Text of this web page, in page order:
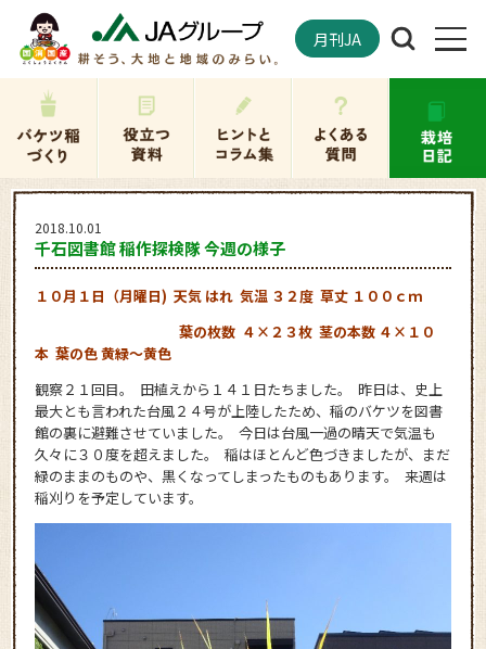
月刊JA
2018.10.01
千石図書館 稲作探検隊 今週の様子
１０月１日（月曜日) 天気 はれ 気温 ３２度 草丈 １００ｃｍ
葉の枚数 ４×２３枚 茎の本数 ４×１０
本 葉の色 黄緑～黄色
観察２１回目。 田植えから１４１日たちました。 昨日は、史上
最大とも言われた台風２４号が上陸したため、稲のバケツを図書
館の裏に避難させていました。 今日は台風一過の晴天で気温も
久々に３０度を超えました。 稲はほとんど色づきましたが、まだ
緑のままのものや、黒くなってしまったものもあります。 来週は
稲刈りを予定しています。